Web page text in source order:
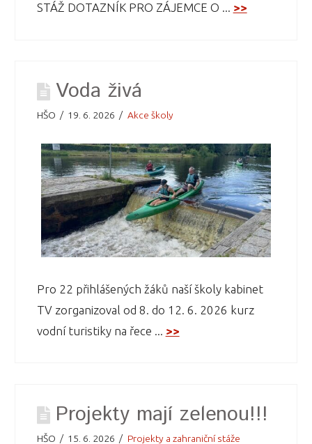
STÁŽ DOTAZNÍK PRO ZÁJEMCE O ... >>
Voda živá
HŠO 19. 6. 2026 Akce školy
Pro 22 přihlášených žáků naší školy kabinet
TV zorganizoval od 8. do 12. 6. 2026 kurz
vodní turistiky na řece ... >>
Projekty mají zelenou!!!
HŠO 15. 6. 2026 Projekty a zahraniční stáže